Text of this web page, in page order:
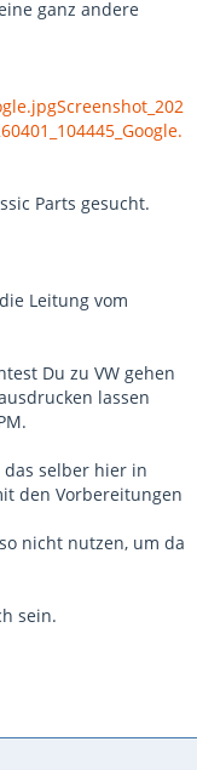
ganz andere
Screenshot_202
Parts gesucht.
Leitung vom
Du zu VW gehen
lassen
selber hier in
den Vorbereitungen
nicht nutzen, um da
sein.